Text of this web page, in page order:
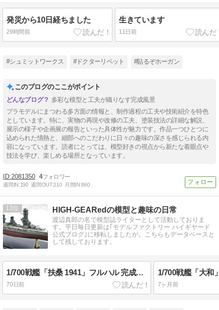
発災から10日経ちました
29時間前
生きています
11日前
#シュミットワークス #ドクターリベット #貼るぞホーガン
このブログのここがポイント
多彩な模型と工夫が織りなす完成風景
プラモデルにまつわる多方面の情報と、制作過程の工夫や技術紹介を特色
としています。特に、実物の再現や改修の工夫、塗装技法の詳細な解説、
展示の様子や企画展の報告といった具体性が魅力です。作品一つひとつに
込められた情熱と、細部へのこだわりに日々の趣味の深さを感じられる内
容になっています。読者にとっては、模型好きの視点から新たな着眼点や
技法を学び、楽しめる場所となっています。
2081350 4
週間IN:190 週間OUT:210 月間IN:860
13 HIGH-GEARedの模型と趣味の日常
渡辺真郎の名で模型誌ライターとして活動しておりま
す。平日毎日更新は｢モデルファクトリー ハイギヤード
公式ブログ｣に移転しましたが。こちらもデータベースと
して残しております。
1/700戦艦「扶桑 1941」フルハル 完成写真
70日前 7ヶ月前